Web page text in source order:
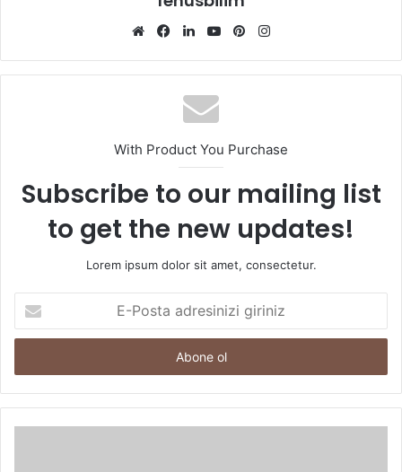
Web
Facebook
LinkedInYouTubePinterest
With Product You Purchase
Subscribe to our mailing list
to get the new updates!
Lorem ipsum dolor sit amet, consectetur.
Posta
adresinizi